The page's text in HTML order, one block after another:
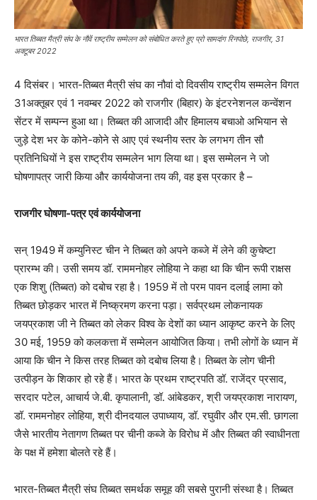
भारत तिब्बत मैत्री संघ के नौवें राष्ट्रीय सम्मेलन को संबोधित करते हुए प्रो सामदांग रिनपोछे, राजगीर, 31
अक्टूबर 2022
4 दिसंबर। भारत-तिब्बत मैत्री संघ का नौवां दो दिवसीय राष्ट्रीय सम्मलेन विगत
31अक्तूबर एवं 1 नवम्बर 2022 को राजगीर (बिहार) के इंटरनेशनल कन्वेंशन
सेंटर में सम्पन्न हुआ था। तिब्बत की आजादी और हिमालय बचाओ अभियान से
जुड़े देश भर के कोने-कोने से आए एवं स्थनीय स्तर के लगभग तीन सौ
प्रतिनिधियों ने इस राष्ट्रीय सम्मलेन भाग लिया था। इस सम्मेलन ने जो
घोषणापत्र जारी किया और कार्ययोजना तय की, वह इस प्रकार है –
राजगीर घोषणा-पत्र एवं कार्ययोजना
सन् 1949 में कम्युनिस्ट चीन ने तिब्बत को अपने कब्जे में लेने की कुचेष्टा
प्रारम्भ की। उसी समय डॉ. राममनोहर लोहिया ने कहा था कि चीन रूपी राक्षस
एक शिशु (तिब्बत) को दबोच रहा है। 1959 में तो परम पावन दलाई लामा को
तिब्बत छोड़कर भारत में निष्क्रमण करना पड़ा। सर्वप्रथम लोकनायक
जयप्रकाश जी ने तिब्बत को लेकर विश्व के देशों का ध्यान आकृष्ट करने के लिए
30 मई, 1959 को कलकत्ता में सम्मेलन आयोजित किया। तभी लोगों के ध्यान में
आया कि चीन ने किस तरह तिब्बत को दबोच लिया है। तिब्बत के लोग चीनी
उत्पीड़न के शिकार हो रहे हैं। भारत के प्रथम राष्ट्रपति डॉ. राजेंद्र प्रसाद,
सरदार पटेल, आचार्य जे.बी. कृपालानी, डॉ. आंबेडकर, श्री जयप्रकाश नारायण,
डॉ. राममनोहर लोहिया, श्री दीनदयाल उपाध्याय, डॉ. रघुवीर और एम.सी. छागला
जैसे भारतीय नेतागण तिब्बत पर चीनी कब्जे के विरोध में और तिब्बत की स्वाधीनता
के पक्ष में हमेशा बोलते रहे हैं।
भारत-तिब्बत मैत्री संघ तिब्बत समर्थक समूह की सबसे पुरानी संस्था है। तिब्बत